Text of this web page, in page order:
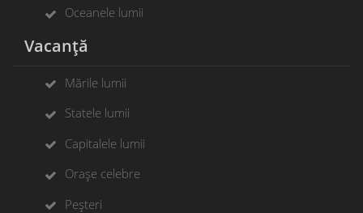
Oceanele lumii
Vacanță
Mările lumii
Statele lumii
Capitalele lumii
Orașe celebre
Peșteri